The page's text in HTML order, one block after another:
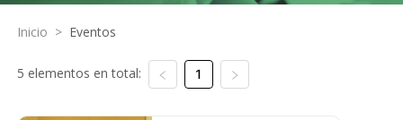
Inicio > Eventos
5 elementos en total: 1